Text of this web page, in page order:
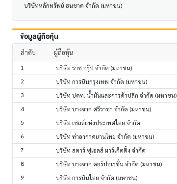
บริษัทหลักทรัพย์ ธนชาต จำกัด (มหาชน)
ข้อมูลผู้ถือหุ้น
ลำดับ ผู้ถือหุ้น
1 บริษัท ราช กรุ๊ป จำกัด (มหาชน)
2 บริษัท การบินกรุงเทพ จำกัด (มหาชน)
3 บริษัท ปตท. น้ำมันและการค้าปลีก จำกัด (มหาชน)
4 บริษัท บางจาก ศรีราชา จำกัด (มหาชน)
5 บริษัท เชลล์แห่งประเทศไทย จำกัด
6 บริษัท ท่าอากาศยานไทย จำกัด (มหาชน)
7 บริษัท สตาร์ ฟูเอลส์ มาร์เก็ตติ้ง จำกัด
8 บริษัท บางจาก คอร์ปอเรชั่น จำกัด (มหาชน)
9 บริษัท การบินไทย จำกัด (มหาชน)